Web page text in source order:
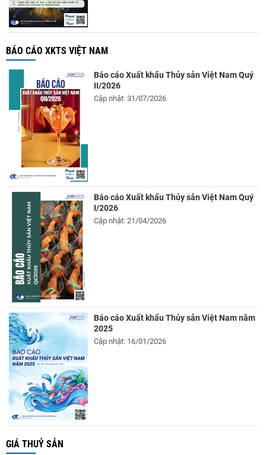
BÁO CÁO XKTS VIỆT NAM
Báo cáo Xuất khẩu Thủy sản Việt Nam Quý
II/2026
Cập nhật: 31/07/2026
Báo cáo Xuất khẩu Thủy sản Việt Nam Quý
I/2026
Cập nhật: 21/04/2026
Báo cáo Xuất khẩu Thủy sản Việt Nam năm
2025
Cập nhật: 16/01/2026
GIÁ THUỶ SẢN